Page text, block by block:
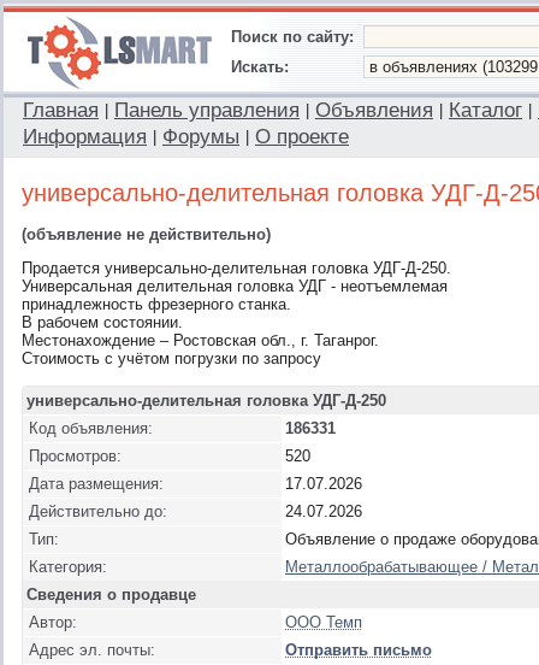
Поиск по сайту:
Искать:
Главная Панель управления Объявления Каталог
Информация
Форумы О проекте
универсально-делительная головка УДГ-Д-
(объявление не действительно)
Продается универсально-делительная головка УДГ-Д-250.
Универсальная делительная головка УДГ - неотъемлемая
принадлежность фрезерного станка.
В рабочем состоянии.
Местонахождение – Ростовская обл., г. Таганрог.
Стоимость с учётом погрузки по запросу
универсально-делительная головка УДГ-Д-250
Код объявления:
186331
Просмотров:
520
Дата размещения:
17.07.2026
Действительно до:
24.07.2026
Тип:
Объявление о продаже
Категория:
Металлообрабатывающее /
Сведения о продавце
Автор:
ООО Темп
Адрес эл. почты:
Отправить письмо